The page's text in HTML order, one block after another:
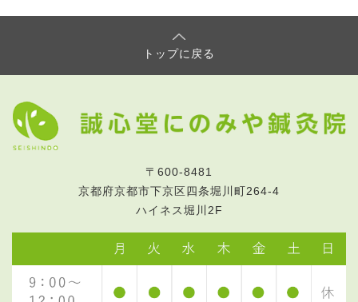
トップに戻る
〒600-8481
京都府京都市下京区四条堀川町264-4
ハイネス堀川2F